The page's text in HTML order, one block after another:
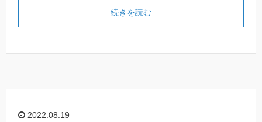
続きを読む
2022.08.19